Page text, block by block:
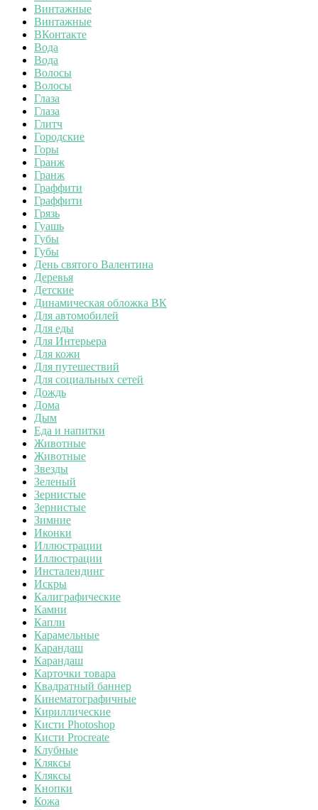
Винтажные
Винтажные
ВКонтакте
Вода
Вода
Волосы
Волосы
Глаза
Глаза
Глитч
Городские
Горы
Гранж
Гранж
Граффити
Граффити
Грязь
Гуашь
Губы
Губы
День святого Валентина
Деревья
Детские
Динамическая обложка ВК
Для автомобилей
Для еды
Для Интерьера
Для кожи
Для путешествий
Для социальных сетей
Дождь
Дома
Дым
Еда и напитки
Животные
Животные
Звезды
Зеленый
Зернистые
Зернистые
Зимние
Иконки
Иллюстрации
Иллюстрации
Инсталендинг
Искры
Калиграфические
Камни
Капли
Карамельные
Карандаш
Карандаш
Карточки товара
Квадратный баннер
Кинематографичные
Кириллические
Кисти Photoshop
Кисти Procreate
Клубные
Кляксы
Кляксы
Кнопки
Кожа